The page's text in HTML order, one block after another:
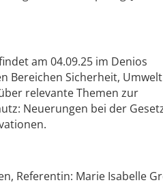
am 04.09.25 im Denios
Bereichen Sicherheit,
relevante Themen zur
Neuerungen bei der
Referentin: Marie Isabelle